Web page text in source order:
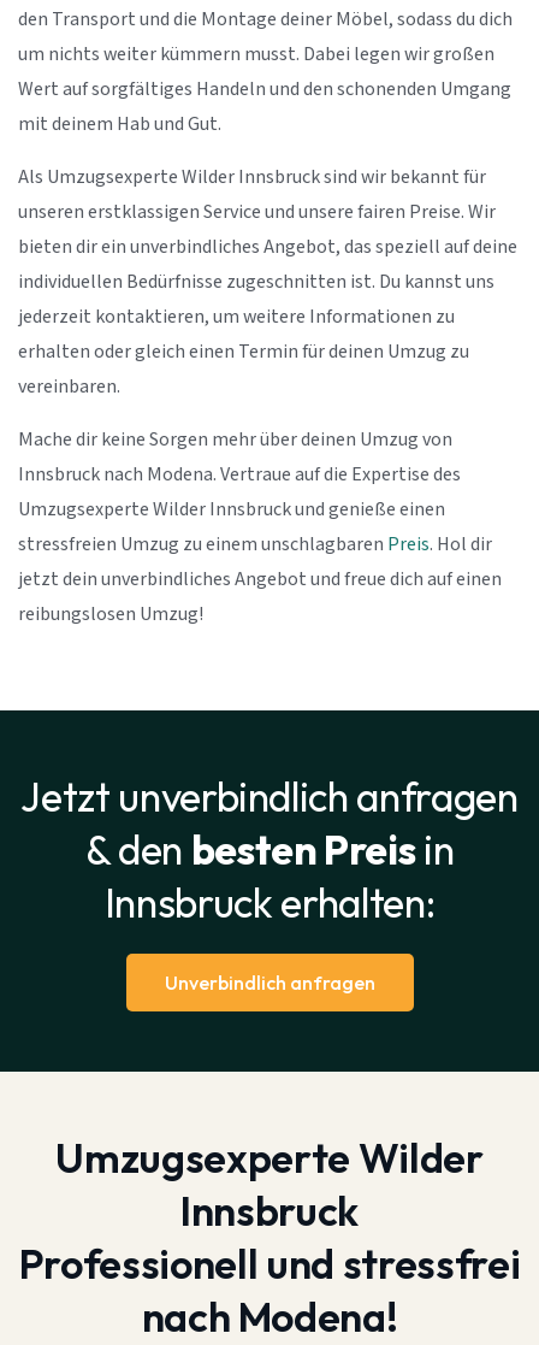
den Transport und die Montage deiner Möbel, sodass du dich
um nichts weiter kümmern musst. Dabei legen wir großen
Wert auf sorgfältiges Handeln und den schonenden Umgang
mit deinem Hab und Gut.
Als Umzugsexperte Wilder Innsbruck sind wir bekannt für
unseren erstklassigen Service und unsere fairen Preise. Wir
bieten dir ein unverbindliches Angebot, das speziell auf deine
individuellen Bedürfnisse zugeschnitten ist. Du kannst uns
jederzeit kontaktieren, um weitere Informationen zu
erhalten oder gleich einen Termin für deinen Umzug zu
vereinbaren.
Mache dir keine Sorgen mehr über deinen Umzug von
Innsbruck nach Modena. Vertraue auf die Expertise des
Umzugsexperte Wilder Innsbruck und genieße einen
stressfreien Umzug zu einem unschlagbaren Preis. Hol dir
jetzt dein unverbindliches Angebot und freue dich auf einen
reibungslosen Umzug!
Jetzt unverbindlich anfragen
& den besten Preisin
Innsbruck erhalten:
Unverbindlich anfragen
Umzugsexperte Wilder
Innsbruck
Professionell und stressfrei
nach Modena!